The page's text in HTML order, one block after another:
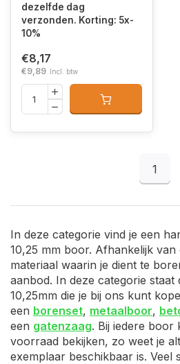
dezelfde dag
verzonden. Korting: 5x-
10%
€8,17
€9,89 Incl. btw
1
In deze categorie vind je een
10,25 mm boor. Afhankelijk
materiaal waarin je dient te
aanbod. In deze categorie
10,25mm die je bij ons kunt
een borenset, metaalboor,
een gatenzaag. Bij iedere boor
voorraad bekijken, zo weet je
exemplaar beschikbaar is. Veel